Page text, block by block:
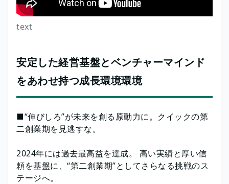
text
安定した経営基盤とベンチャーマインド
をあわせ持つ成長環境環境
■“伸びしろ”が未来を創る原動力に。クイックの第
二創業期を見逃すな。
2024年には過去最高益を達成。 高い実績と厚い信
頼を基盤に、“第二創業期”としてさらなる挑戦のス
テージへ。